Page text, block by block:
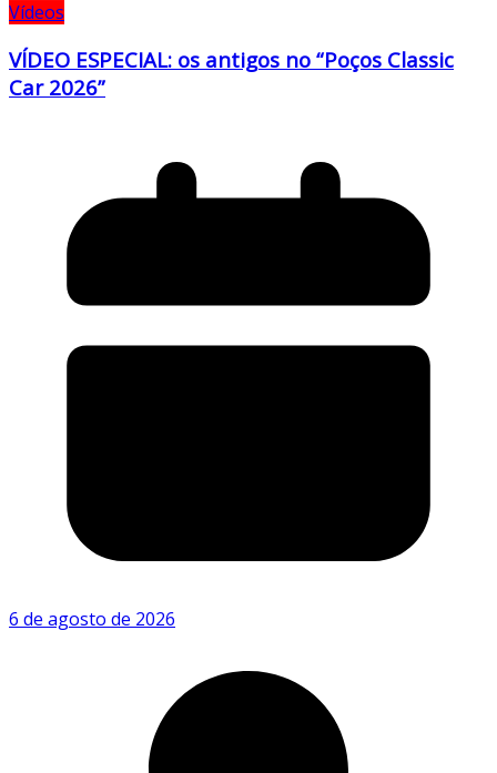
Vídeos
VÍDEO ESPECIAL: os antigos no “Poços Classic
Car 2026”
6 de agosto de 2026